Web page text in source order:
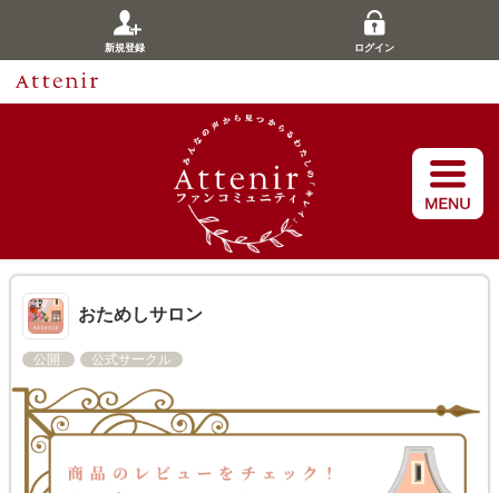
新規登録 ログイン
おためしサロン
公開 公式サークル